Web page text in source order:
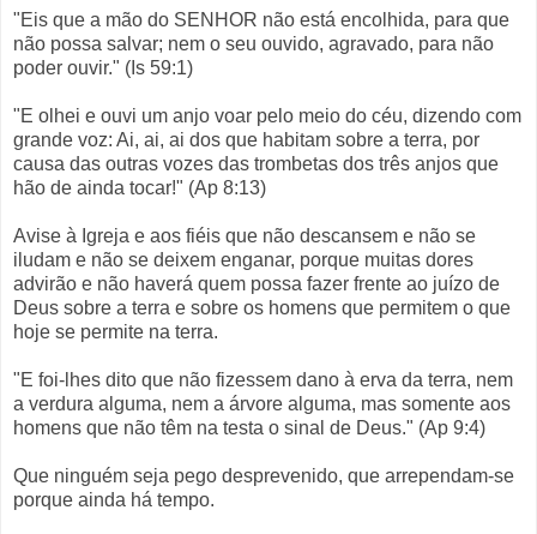
"Eis que a mão do SENHOR não está encolhida, para que
não possa salvar; nem o seu ouvido, agravado, para não
poder ouvir." (Is 59:1)
"E olhei e ouvi um anjo voar pelo meio do céu, dizendo com
grande voz: Ai, ai, ai dos que habitam sobre a terra, por
causa das outras vozes das trombetas dos três anjos que
hão de ainda tocar!" (Ap 8:13)
Avise à Igreja e aos fiéis que não descansem e não se
iludam e não se deixem enganar, porque muitas dores
advirão e não haverá quem possa fazer frente ao juízo de
Deus sobre a terra e sobre os homens que permitem o que
hoje se permite na terra.
"E foi-lhes dito que não fizessem dano à erva da terra, nem
a verdura alguma, nem a árvore alguma, mas somente aos
homens que não têm na testa o sinal de Deus." (Ap 9:4)
Que ninguém seja pego desprevenido, que arrependam-se
porque ainda há tempo.